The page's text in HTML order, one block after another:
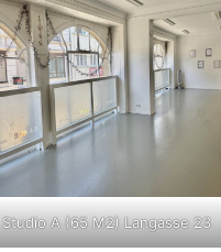
Studio A (65 M2) Langasse 23